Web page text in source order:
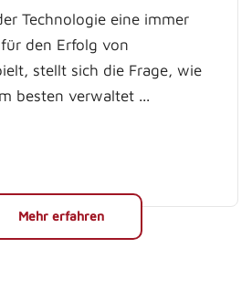
Technologie eine immer
den Erfolg von
stellt sich die Frage, wie
besten verwaltet ...
Mehr erfahren